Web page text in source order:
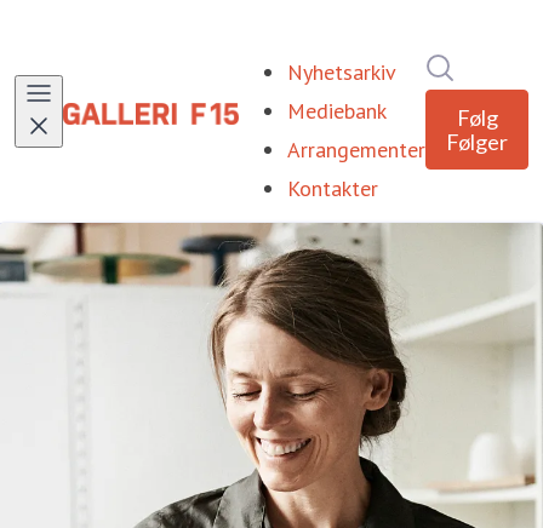
Nyhetsarkiv
Mediebank
Arrangementer
Kontakter
Følg
Følger